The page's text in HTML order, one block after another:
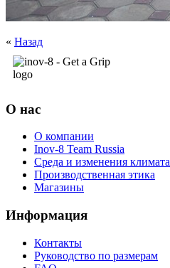
« Назад
О нас
О компании
Inov-8 Team Russia
Среда и изменения климата
Производственная этика
Магазины
Информация
Контакты
Руководство по размерам